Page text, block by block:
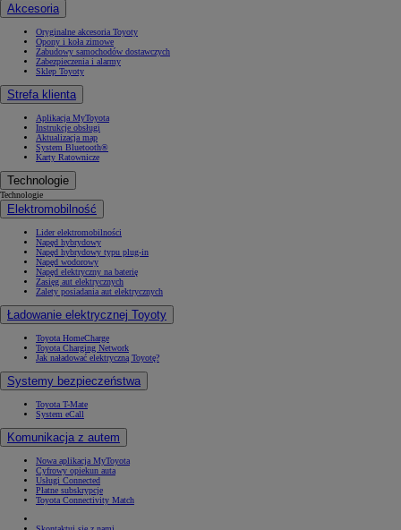
Akcesoria
Oryginalne akcesoria Toyoty
Opony i koła zimowe
Zabudowy samochodów dostawczych
Zabezpieczenia i alarmy
Sklep Toyoty
Strefa klienta
Aplikacja MyToyota
Instrukcje obsługi
Aktualizacja map
System Bluetooth®
Karty Ratownicze
Technologie
Technologie
Elektromobilność
Lider elektromobilności
Napęd hybrydowy
Napęd hybrydowy typu plug-in
Napęd wodorowy
Napęd elektryczny na baterię
Zasięg aut elektrycznych
Zalety posiadania aut elektrycznych
Ładowanie elektrycznej Toyoty
Toyota HomeCharge
Toyota Charging Network
Jak naładować elektryczną Toyotę?
Systemy bezpieczeństwa
Toyota T-Mate
System eCall
Komunikacja z autem
Nowa aplikacja MyToyota
Cyfrowy opiekun auta
Usługi Connected
Płatne subskrypcje
Toyota Connectivity Match